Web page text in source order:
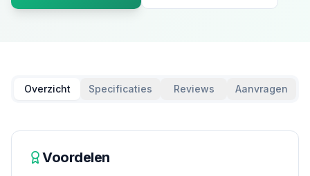
Overzicht Specificaties Reviews Aanvragen
Voordelen